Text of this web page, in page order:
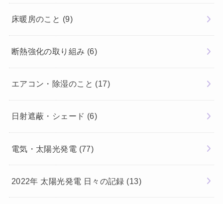
床暖房のこと (9)
断熱強化の取り組み (6)
エアコン・除湿のこと (17)
日射遮蔽・シェード (6)
電気・太陽光発電 (77)
2022年 太陽光発電 日々の記録 (13)